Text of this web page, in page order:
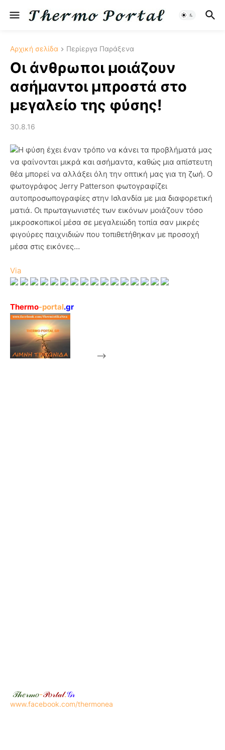
Αρχική σελίδα Περίεργα Παράξενα
Οι άνθρωποι μοιάζουν
ασήμαντοι μπροστά στο
μεγαλείο της φύσης!
30.8.16
Η φύση έχει έναν τρόπο να κάνει τα προβλήματά μας
να φαίνονται μικρά και ασήμαντα, καθώς μια απίστευτη
θέα μπορεί να αλλάξει όλη την οπτική μας για τη ζωή. Ο
φωτογράφος Jerry Patterson φωτογραφίζει
αυτοπροσωπογραφίες στην Ισλανδία με μια διαφορετική
ματιά. Οι πρωταγωνιστές των εικόνων μοιάζουν τόσο
μικροσκοπικοί μέσα σε μεγαλειώδη τοπία σαν μικρές
φιγούρες παιχνιδιών που τοπιθετήθηκαν με προσοχή
μέσα στις εικόνες…
Via
Thermo-portal.gr
-->
𝒯𝒽𝑒𝓇𝓂𝑜-𝒫𝑜𝓇𝓉𝒶𝓁.𝒢𝓇
www.facebook.com/thermonea